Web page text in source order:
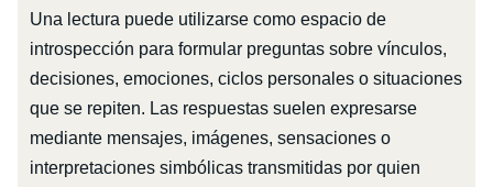
Una lectura puede utilizarse como espacio de
introspección para formular preguntas sobre vínculos,
decisiones, emociones, ciclos personales o situaciones
que se repiten. Las respuestas suelen expresarse
mediante mensajes, imágenes, sensaciones o
interpretaciones simbólicas transmitidas por quien